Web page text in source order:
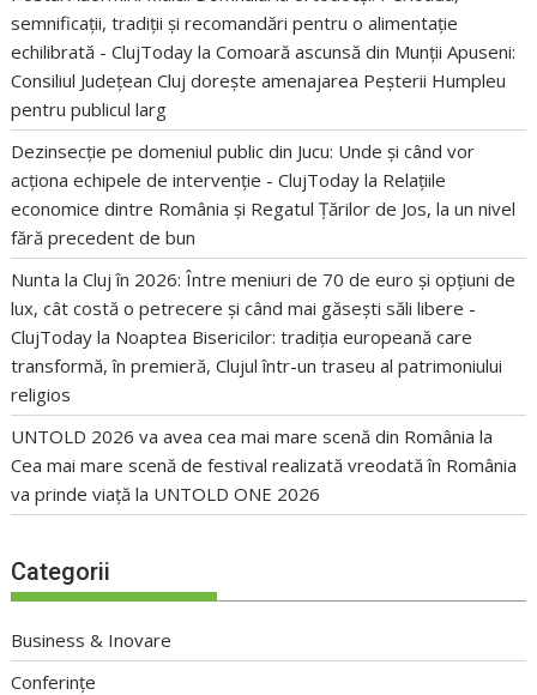
semnificații, tradiții și recomandări pentru o alimentație
echilibrată - ClujToday laComoară ascunsă din Munții Apuseni:
Consiliul Județean Cluj dorește amenajarea Peșterii Humpleu
pentru publicul larg
Dezinsecție pe domeniul public din Jucu: Unde și când vor
acționa echipele de intervenție - ClujToday la Relațiile
economice dintre România și Regatul Țărilor de Jos, la un nivel
fără precedent de bun
Nunta la Cluj în 2026: Între meniuri de 70 de euro și opțiuni de
lux, cât costă o petrecere și când mai găsești săli libere -
ClujToday la Noaptea Bisericilor: tradiția europeană care
transformă, în premieră, Clujul într-un traseu al patrimoniului
religios
UNTOLD 2026 va avea cea mai mare scenă din România la
Cea mai mare scenă de festival realizată vreodată în România
va prinde viață la UNTOLD ONE 2026
Categorii
Business & Inovare
Conferințe